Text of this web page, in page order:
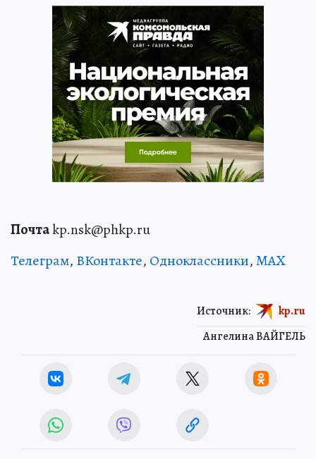
Почтаkp.nsk@phkp.ru
Телеграм, ВКонтакте, Одноклассники,MAX
Ангелина ВАЙГЕЛЬ
Источник: kp.ru